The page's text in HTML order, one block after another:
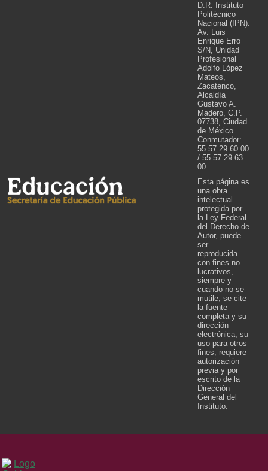
D.R. Instituto
Politécnico
Nacional (IPN).
Av. Luis
Enrique Erro
S/N, Unidad
Profesional
Adolfo López
Mateos,
Zacatenco,
Alcaldía
Gustavo A.
Madero, C.P.
07738, Ciudad
de México.
Conmutador:
55 57 29 60 00
/ 55 57 29 63
00.
Esta página es
una obra
intelectual
protegida por
la Ley Federal
del Derecho de
Autor, puede
ser
reproducida
con fines no
lucrativos,
siempre y
cuando no se
mutile, se cite
la fuente
completa y su
dirección
electrónica; su
uso para otros
fines, requiere
autorización
previa y por
escrito de la
Dirección
General del
Instituto.